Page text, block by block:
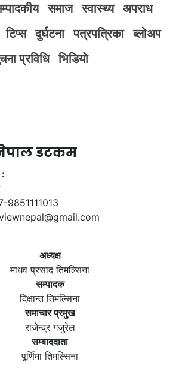
समाज स्वास्थ्य
अपराध
टिप्स दुर्घटना पत्रपत्रिका
ब्लोअप
प्रविधि भिडियाे
डटकम
:
9851111013
अध्यक्ष
माधव प्रसाद तिमल्सिना
सम्पादक
दिक्षान्त तिमल्सिना
समाचार प्रमुख
राजेन्द्र गजुरेल
सम्बाददाता
पूर्णिमा तिमल्सिना